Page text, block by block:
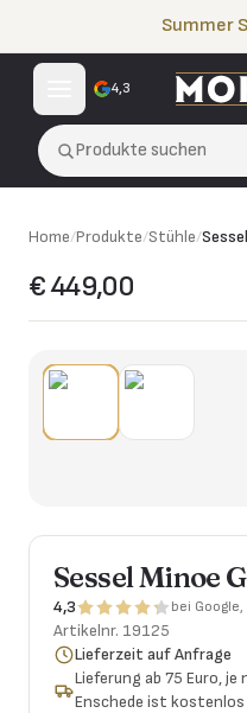
Summer
4,3
Produkte suchen
Home/Produkte/Stühle/
€ 449,00
Sessel Minoe
4,3 bei
Artikelnr. 19125
Lieferzeit auf Anfrage
Lieferung ab 75 Euro, je
Enschede ist kostenlos